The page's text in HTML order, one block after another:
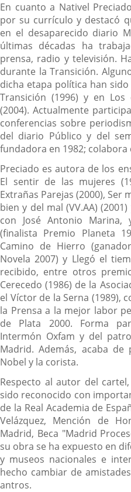
En cuanto a Nativel
por su currículo y destacó
en el desaparecido diario
últimas décadas ha
prensa, radio y televisión.
durante la Transición.
dicha etapa política han
Transición (1996) y en
(2004). Actualmente
conferencias sobre
del diario Público y del
fundadora en 1982; colabora
Preciado es autora de los
El sentir de las mujeres
Extrañas Parejas (2000), Ser
bien y del mal (VV.AA)
con José Antonio Marina,
(finalista Premio Planeta
Camino de Hierro
Novela 2007) y Llegó el
recibido, entre otros
Cerecedo (1986) de la
el Víctor de la Serna (1989),
la Prensa a la mejor labor
de Plata 2000. Forma
Intermón Oxfam y del
Madrid. Además, acaba
Nobel y la corista.
Respecto al autor del
sido reconocido con
de la Real Academia de
Velázquez, Mención de
Madrid, Beca "Madrid
su obra se ha expuesto en
y museos nacionales e
hecho cambiar de
antros.